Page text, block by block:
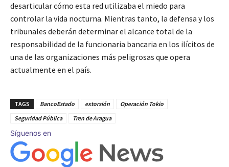
desarticular cómo esta red utilizaba el miedo para
controlar la vida nocturna. Mientras tanto, la defensa y los
tribunales deberán determinar el alcance total de la
responsabilidad de la funcionaria bancaria en los ilícitos de
una de las organizaciones más peligrosas que opera
actualmente en el país.
TAGS BancoEstado extorsión
Operación Tokio
Seguridad Pública
Tren de Aragua
Síguenos en